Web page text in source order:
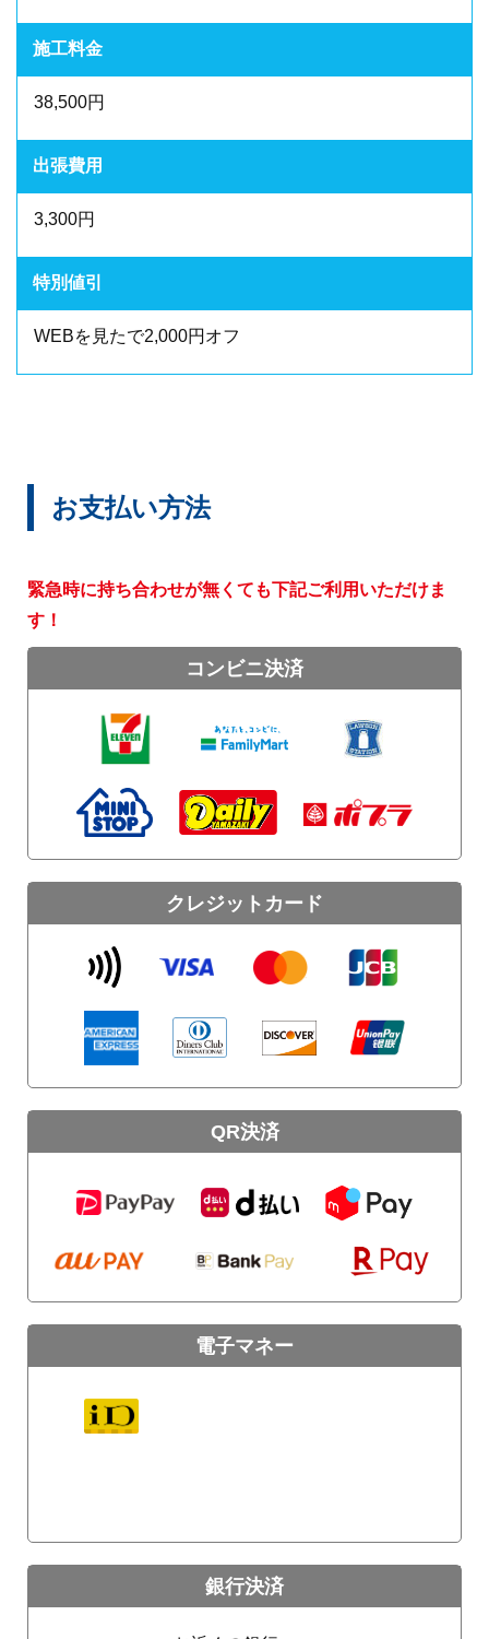
施工料金
38,500円
出張費用
3,300円
特別値引
WEBを見たで2,000円オフ
お支払い方法
緊急時に持ち合わせが無くても下記ご利用いただけま
す！
コンビニ決済
クレジットカード
QR決済
電子マネー
銀行決済